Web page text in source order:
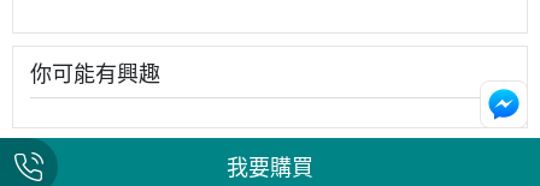
你可能有興趣
我要購買